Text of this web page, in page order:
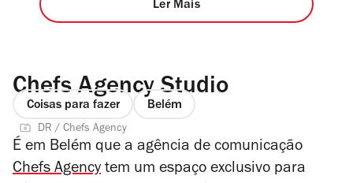
Ler Mais
Chefs Agency Studio
Coisas para fazer Belém
DR / Chefs Agency
É em Belém que a agência de comunicação
Chefs Agencytem um espaço exclusivo para